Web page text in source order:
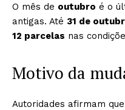
O mês de outubro é o
antigas. Até 31 de
12 parcelas nas
Motivo da
Autoridades afirmam